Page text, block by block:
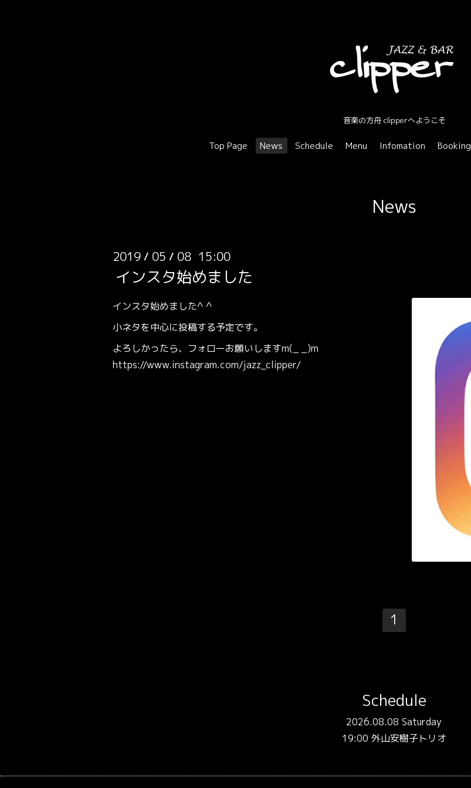
音楽の方舟 clipperへようこそ
Top Page News Schedule Menu Infomation Booking
News
2019 / 05 / 08 15:00
インスタ始めました
インスタ始めました^ ^
小ネタを中心に投稿する予定です。
よろしかったら、フォローお願いしますm(_ _)m
https://www.instagram.com/jazz_clipper/
1
Schedule
2026.08.08 Saturday
19:00 外山安樹子トリオ